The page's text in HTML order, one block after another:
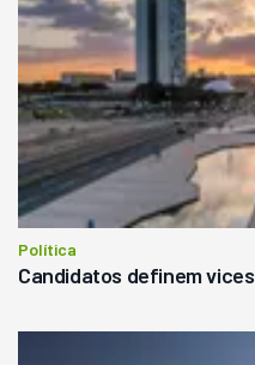
Política
Candidatos definem vices